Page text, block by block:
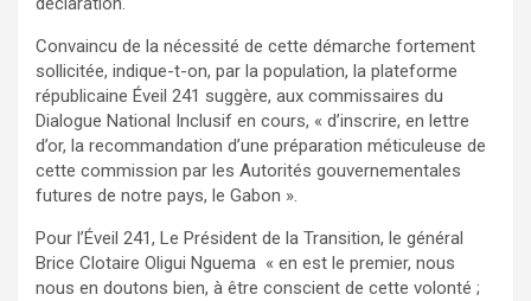
Convaincu de la nécessité de cette démarche fortement
sollicitée, indique-t-on, par la population, la plateforme
républicaine Éveil 241 suggère, aux commissaires du
Dialogue National Inclusif en cours, « d’inscrire, en lettre
d’or, la recommandation d’une préparation méticuleuse de
cette commission par les Autorités gouvernementales
futures de notre pays, le Gabon ».
Pour l’Éveil 241, Le Président de la Transition, le général
Brice Clotaire Oligui Nguema « en est le premier, nous
nous en doutons bien, à être conscient de cette volonté ;